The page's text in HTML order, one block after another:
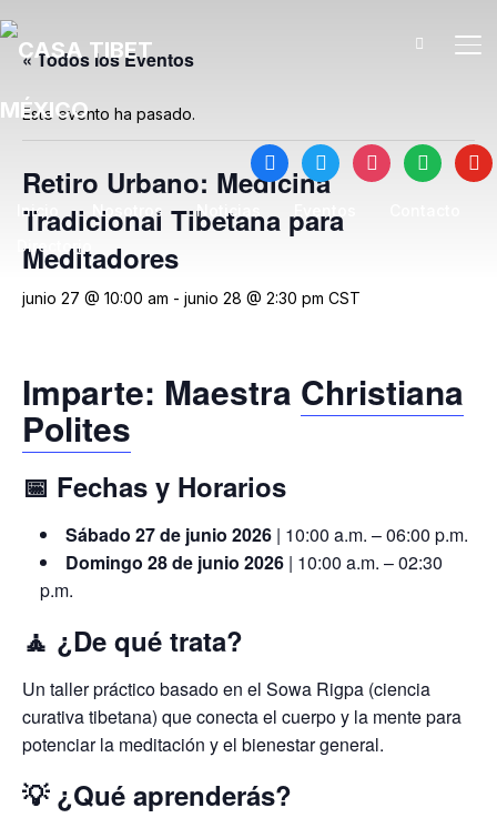
facebooktwitter instagramspotify
Inicio Nosotros Noticias
Directorio
« Todos los Eventos
Este evento ha pasado.
Retiro Urbano: Medicina
Tradicional Tibetana para
Meditadores
junio 27 @ 10:00 am - junio 28 @ 2:30 pm CST
Imparte: Maestra Christiana
Polites
📅 Fechas y Horarios
Sábado 27 de junio 2026 | 10:00 a.m. – 06:00 p.m.
Domingo 28 de junio 2026 | 10:00 a.m. – 02:30
p.m.
🧘 ¿De qué trata?
Un taller práctico basado en el Sowa Rigpa (ciencia
curativa tibetana) que conecta el cuerpo y la mente para
potenciar la meditación y el bienestar general.
💡 ¿Qué aprenderás?